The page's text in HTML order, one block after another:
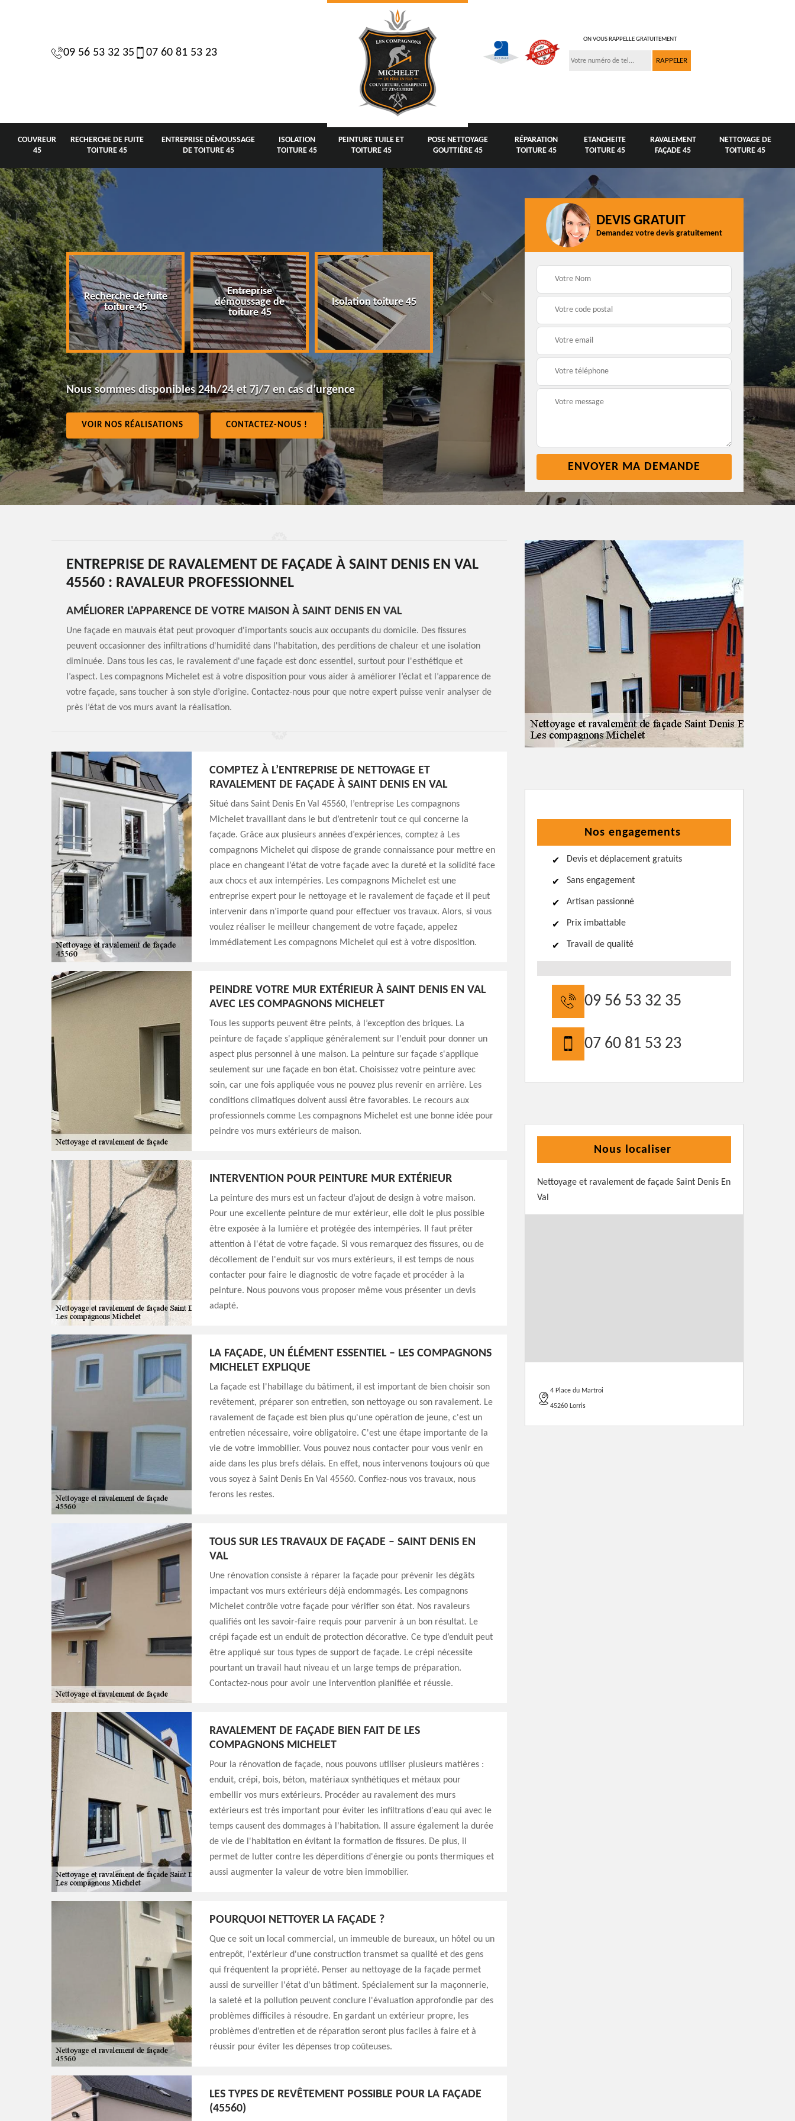
09 56 53 32 35 07 60 81 53 23
ON VOUS RAPPELLE GRATUITEMENT
COUVREUR
45
RECHERCHE DE FUITE
TOITURE 45
ENTREPRISE DÉMOUSSAGE
DE TOITURE 45
ISOLATION
TOITURE 45
PEINTURE TUILE ET
TOITURE 45
POSE NETTOYAGE
GOUTTIÈRE 45
RÉPARATION
TOITURE 45
ETANCHEITE
TOITURE 45
RAVALEMENT
FAÇADE 45
NETTOYAGE DE
TOITURE 45
45
Recherche de fuite
toiture 45
Entreprise
démoussage de
toiture 45
Isolation toiture 45
Peinture tuile et
Pose nettoyage
gouttière 45
Réparation toiture 45
Nous sommes disponibles 24h/24 et 7j/7 en cas d’urgence
VOIR NOS RÉALISATIONS CONTACTEZ-NOUS !
DEVIS GRATUIT
Demandez votre devis gratuitement
ENTREPRISE DE RAVALEMENT DE FAÇADE À SAINT DENIS EN VAL
45560 : RAVALEUR PROFESSIONNEL
AMÉLIORER L'APPARENCE DE VOTRE MAISON À SAINT DENIS EN VAL
Une façade en mauvais état peut provoquer d'importants soucis aux occupants du domicile. Des fissures
peuvent occasionner des infiltrations d'humidité dans l'habitation, des perditions de chaleur et une isolation
diminuée. Dans tous les cas, le ravalement d'une façade est donc essentiel, surtout pour l'esthétique et
l’aspect. Les compagnons Michelet est à votre disposition pour vous aider à améliorer l’éclat et l’apparence de
votre façade, sans toucher à son style d’origine. Contactez-nous pour que notre expert puisse venir analyser de
près l’état de vos murs avant la réalisation.
COMPTEZ À L’ENTREPRISE DE NETTOYAGE ET
RAVALEMENT DE FAÇADE À SAINT DENIS EN VAL
Situé dans Saint Denis En Val 45560, l’entreprise Les compagnons
Michelet travaillant dans le but d’entretenir tout ce qui concerne la
façade. Grâce aux plusieurs années d’expériences, comptez à Les
compagnons Michelet qui dispose de grande connaissance pour mettre en
place en changeant l’état de votre façade avec la dureté et la solidité face
aux chocs et aux intempéries. Les compagnons Michelet est une
entreprise expert pour le nettoyage et le ravalement de façade et il peut
intervenir dans n’importe quand pour effectuer vos travaux. Alors, si vous
voulez réaliser le meilleur changement de votre façade, appelez
immédiatement Les compagnons Michelet qui est à votre disposition.
PEINDRE VOTRE MUR EXTÉRIEUR À SAINT DENIS EN VAL
AVEC LES COMPAGNONS MICHELET
Tous les supports peuvent être peints, à l’exception des briques. La
peinture de façade s'applique généralement sur l'enduit pour donner un
aspect plus personnel à une maison. La peinture sur façade s'applique
seulement sur une façade en bon état. Choisissez votre peinture avec
soin, car une fois appliquée vous ne pouvez plus revenir en arrière. Les
conditions climatiques doivent aussi être favorables. Le recours aux
professionnels comme Les compagnons Michelet est une bonne idée pour
peindre vos murs extérieurs de maison.
INTERVENTION POUR PEINTURE MUR EXTÉRIEUR
La peinture des murs est un facteur d’ajout de design à votre maison.
Pour une excellente peinture de mur extérieur, elle doit le plus possible
être exposée à la lumière et protégée des intempéries. Il faut prêter
attention à l'état de votre façade. Si vous remarquez des fissures, ou de
décollement de l'enduit sur vos murs extérieurs, il est temps de nous
contacter pour faire le diagnostic de votre façade et procéder à la
peinture. Nous pouvons vous proposer même vous présenter un devis
adapté.
LA FAÇADE, UN ÉLÉMENT ESSENTIEL – LES COMPAGNONS
MICHELET EXPLIQUE
La façade est l'habillage du bâtiment, il est important de bien choisir son
revêtement, préparer son entretien, son nettoyage ou son ravalement. Le
ravalement de façade est bien plus qu'une opération de jeune, c'est un
entretien nécessaire, voire obligatoire. C'est une étape importante de la
vie de votre immobilier. Vous pouvez nous contacter pour vous venir en
aide dans les plus brefs délais. En effet, nous intervenons toujours où que
vous soyez à Saint Denis En Val 45560. Confiez-nous vos travaux, nous
ferons les restes.
TOUS SUR LES TRAVAUX DE FAÇADE – SAINT DENIS EN
VAL
Une rénovation consiste à réparer la façade pour prévenir les dégâts
impactant vos murs extérieurs déjà endommagés. Les compagnons
Michelet contrôle votre façade pour vérifier son état. Nos ravaleurs
qualifiés ont les savoir-faire requis pour parvenir à un bon résultat. Le
crépi façade est un enduit de protection décorative. Ce type d’enduit peut
être appliqué sur tous types de support de façade. Le crépi nécessite
pourtant un travail haut niveau et un large temps de préparation.
Contactez-nous pour avoir une intervention planifiée et réussie.
RAVALEMENT DE FAÇADE BIEN FAIT DE LES
COMPAGNONS MICHELET
Pour la rénovation de façade, nous pouvons utiliser plusieurs matières :
enduit, crépi, bois, béton, matériaux synthétiques et métaux pour
embellir vos murs extérieurs. Procéder au ravalement des murs
extérieurs est très important pour éviter les infiltrations d'eau qui avec le
temps causent des dommages à l'habitation. Il assure également la durée
de vie de l'habitation en évitant la formation de fissures. De plus, il
permet de lutter contre les déperditions d'énergie ou ponts thermiques et
aussi augmenter la valeur de votre bien immobilier.
POURQUOI NETTOYER LA FAÇADE ?
Que ce soit un local commercial, un immeuble de bureaux, un hôtel ou un
entrepôt, l'extérieur d'une construction transmet sa qualité et des gens
qui fréquentent la propriété. Penser au nettoyage de la façade permet
aussi de surveiller l'état d'un bâtiment. Spécialement sur la maçonnerie,
la saleté et la pollution peuvent conclure l'évaluation approfondie par des
problèmes difficiles à résoudre. En gardant un extérieur propre, les
problèmes d’entretien et de réparation seront plus faciles à faire et à
réussir pour éviter les dépenses trop coûteuses.
LES TYPES DE REVÊTEMENT POSSIBLE POUR LA FAÇADE
(45560)
Nos engagements
Devis et déplacement gratuits
Sans engagement
Artisan passionné
Prix imbattable
Travail de qualité
09 56 53 32 35
07 60 81 53 23
Nous localiser
Nettoyage et ravalement de façade Saint Denis En
Val
4 Place du Martroi
45260 Lorris